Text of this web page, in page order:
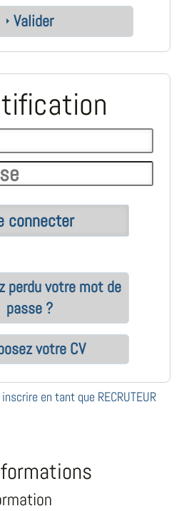
Valider
perdu votre mot de
passe ?
votre CV
en tant que RECRUTEUR